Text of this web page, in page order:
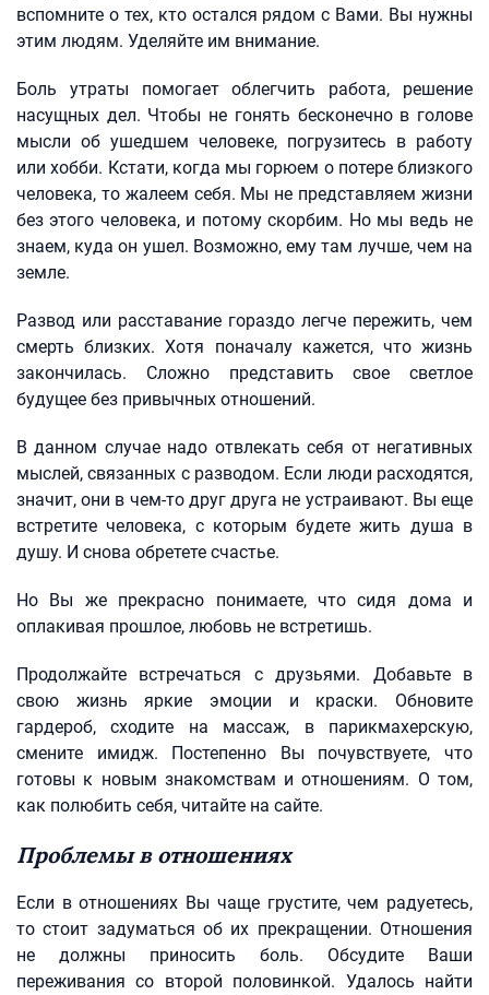
вспомните о тех, кто остался рядом с Вами. Вы нужны
этим людям. Уделяйте им внимание.
Боль утраты помогает облегчить работа, решение
насущных дел. Чтобы не гонять бесконечно в голове
мысли об ушедшем человеке, погрузитесь в работу
или хобби. Кстати, когда мы горюем о потере близкого
человека, то жалеем себя. Мы не представляем жизни
без этого человека, и потому скорбим. Но мы ведь не
знаем, куда он ушел. Возможно, ему там лучше, чем на
земле.
Развод или расставание гораздо легче пережить, чем
смерть близких. Хотя поначалу кажется, что жизнь
закончилась. Сложно представить свое светлое
будущее без привычных отношений.
В данном случае надо отвлекать себя от негативных
мыслей, связанных с разводом. Если люди расходятся,
значит, они в чем-то друг друга не устраивают. Вы еще
встретите человека, с которым будете жить душа в
душу. И снова обретете счастье.
Но Вы же прекрасно понимаете, что сидя дома и
оплакивая прошлое, любовь не встретишь.
Продолжайте встречаться с друзьями. Добавьте в
свою жизнь яркие эмоции и краски. Обновите
гардероб, сходите на массаж, в парикмахерскую,
смените имидж. Постепенно Вы почувствуете, что
готовы к новым знакомствам и отношениям. О том,
как полюбить себя, читайте на сайте.
Проблемы в отношениях
Если в отношениях Вы чаще грустите, чем радуетесь,
то стоит задуматься об их прекращении. Отношения
не должны приносить боль. Обсудите Ваши
переживания со второй половинкой. Удалось найти